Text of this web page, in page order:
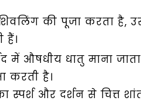
शिवलिंग की पूजा करता है,
हैं।
में औषधीय धातु माना
करती है।
स्पर्श और दर्शन से चित्त